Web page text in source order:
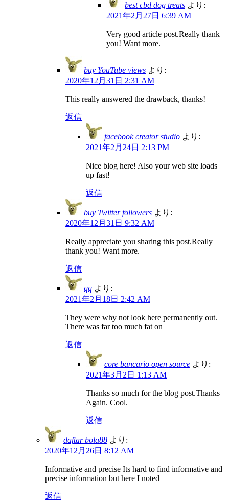
best cbd dog treats より:
2021年2月27日 6:39 AM
Very good article post.Really thank
you! Want more.
buy YouTube views より:
2020年12月31日 2:31 AM
This really answered the drawback, thanks!
返信
facebook creator studio より:
2021年2月24日 2:13 PM
Nice blog here! Also your web site loads
up fast!
返信
buy Twitter followers より:
2020年12月31日 9:32 AM
Really appreciate you sharing this post.Really
thank you! Want more.
返信
qq より:
2021年2月18日 2:42 AM
They were why not look here permanently out.
There was far too much fat on
返信
core bancario open source より:
2021年3月2日 1:13 AM
Thanks so much for the blog post.Thanks
Again. Cool.
返信
daftar bola88 より:
2020年12月26日 8:12 AM
Informative and precise Its hard to find informative and
precise information but here I noted
返信